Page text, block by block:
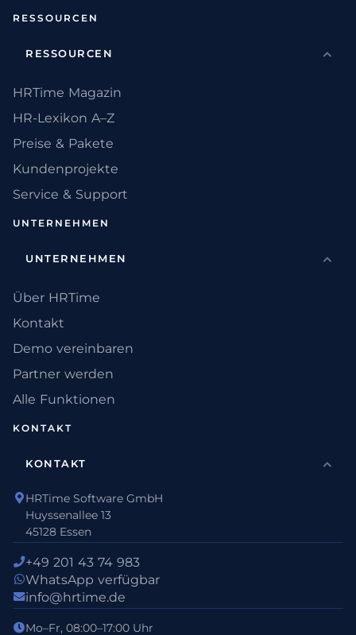
RESSOURCEN
RESSOURCEN
HRTime Magazin
HR-Lexikon A–Z
Preise & Pakete
Kundenprojekte
Service & Support
UNTERNEHMEN
UNTERNEHMEN
Über HRTime
Kontakt
Demo vereinbaren
Partner werden
Alle Funktionen
KONTAKT
KONTAKT
HRTime Software GmbH
Huyssenallee 13
45128 Essen
+49 201 43 74 983
WhatsApp verfügbar
info@hrtime.de
Mo–Fr, 08:00–17:00 Uhr